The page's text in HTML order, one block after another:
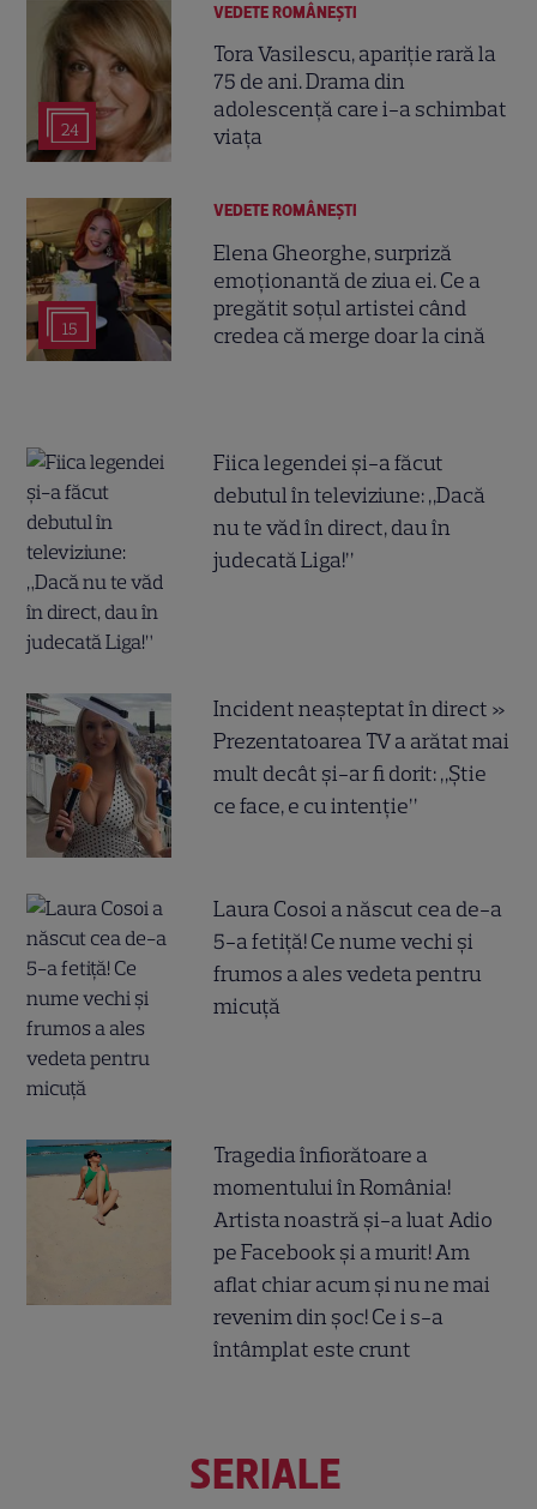
24
VEDETE ROMÂNEŞTI
Tora Vasilescu, apariție rară la
75 de ani. Drama din
adolescență care i-a schimbat
viața
15
VEDETE ROMÂNEŞTI
Elena Gheorghe, surpriză
emoționantă de ziua ei. Ce a
pregătit soțul artistei când
credea că merge doar la cină
Fiica legendei și-a făcut
debutul în televiziune: „Dacă
nu te văd în direct, dau în
judecată Liga!”
Incident neașteptat în direct »
Prezentatoarea TV a arătat mai
mult decât și-ar fi dorit: „Știe
ce face, e cu intenție”
Laura Cosoi a născut cea de-a
5-a fetiță! Ce nume vechi și
frumos a ales vedeta pentru
micuță
Tragedia înfiorătoare a
momentului în România!
Artista noastră și-a luat Adio
pe Facebook și a murit! Am
aflat chiar acum și nu ne mai
revenim din șoc! Ce i s-a
întâmplat este crunt
SERIALE